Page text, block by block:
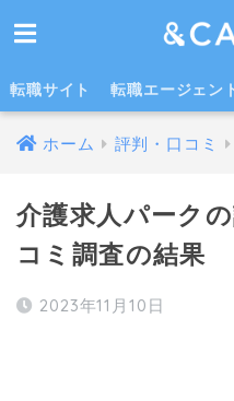
介護求人パークよりおすす
転職サイト 転職エージェン
ホーム 評判・口コミ
介護求人パーク
コミ調査の結果
2023年11月10日